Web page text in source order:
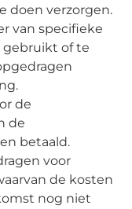
doen verzorgen.
van specifieke
gebruikt of te
de
de
betaald.
voor
de kosten
nog niet